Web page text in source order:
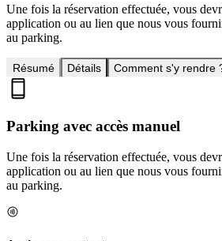
Une fois la réservation effectuée, vous
application ou au lien que nous vous
au parking.
Résumé Détails Comment s'y rendre
Parking avec accès manuel
Une fois la réservation effectuée, vous
application ou au lien que nous vous
au parking.